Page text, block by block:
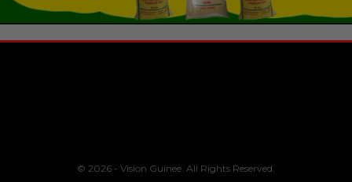
© 2026 - Vision Guinee. All Rights Reserved.